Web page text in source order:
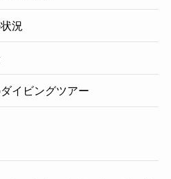
況
イビングツアー